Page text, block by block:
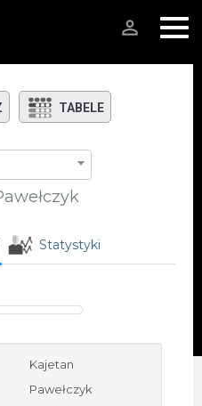
person_outline
TABELE
Statystyki
Kajetan
Pawełczyk